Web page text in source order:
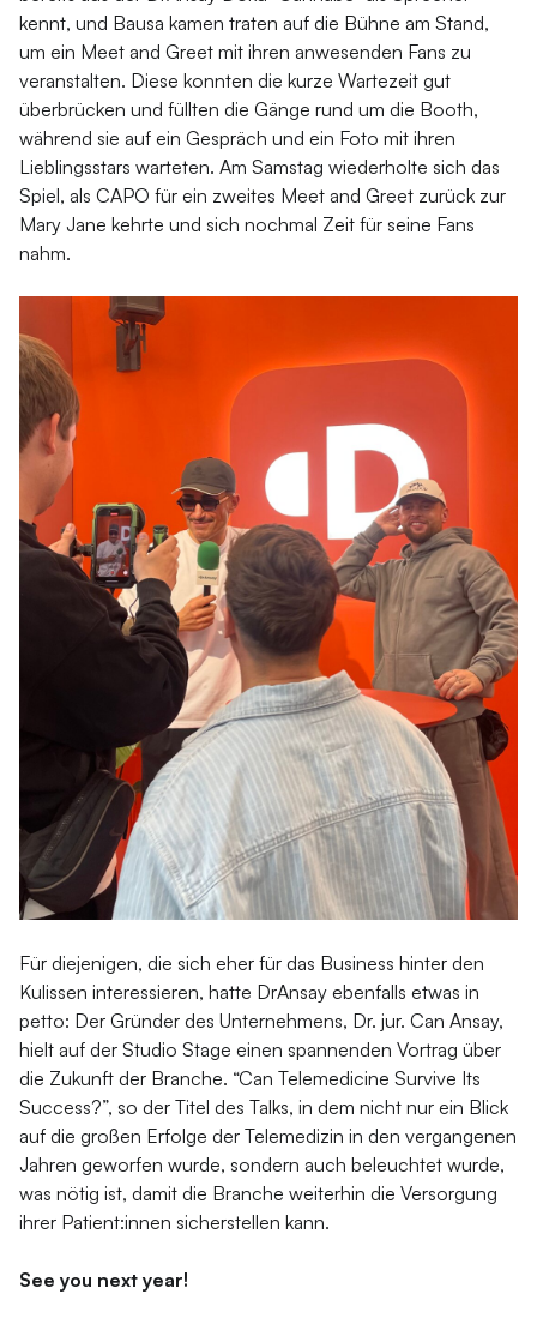
kennt, und Bausa kamen traten auf die Bühne am Stand,
um ein Meet and Greet mit ihren anwesenden Fans zu
veranstalten. Diese konnten die kurze Wartezeit gut
überbrücken und füllten die Gänge rund um die Booth,
während sie auf ein Gespräch und ein Foto mit ihren
Lieblingsstars warteten. Am Samstag wiederholte sich das
Spiel, als CAPO für ein zweites Meet and Greet zurück zur
Mary Jane kehrte und sich nochmal Zeit für seine Fans
nahm.
Für diejenigen, die sich eher für das Business hinter den
Kulissen interessieren, hatte DrAnsay ebenfalls etwas in
petto: Der Gründer des Unternehmens, Dr. jur. Can Ansay,
hielt auf der Studio Stage einen spannenden Vortrag über
die Zukunft der Branche. “Can Telemedicine Survive Its
Success?”, so der Titel des Talks, in dem nicht nur ein Blick
auf die großen Erfolge der Telemedizin in den vergangenen
Jahren geworfen wurde, sondern auch beleuchtet wurde,
was nötig ist, damit die Branche weiterhin die Versorgung
ihrer Patient:innen sicherstellen kann.
See you next year!